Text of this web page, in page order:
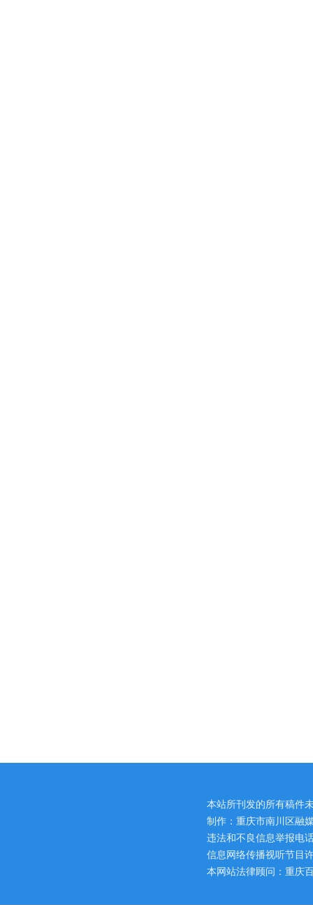
本站所刊发的所有稿件
制作：重庆市南川区融
违法和不良信息举报电
信息网络传播视听节目
本网站法律顾问：重庆